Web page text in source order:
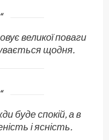
великої поваги
щодня.
буде спокій, а в
і ясність.